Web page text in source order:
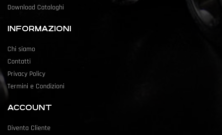
Download Cataloghi
INFORMAZIONI
Chi siamo
Contatti
Privacy Policy
Termini e Condizioni
ACCOUNT
Diventa Cliente